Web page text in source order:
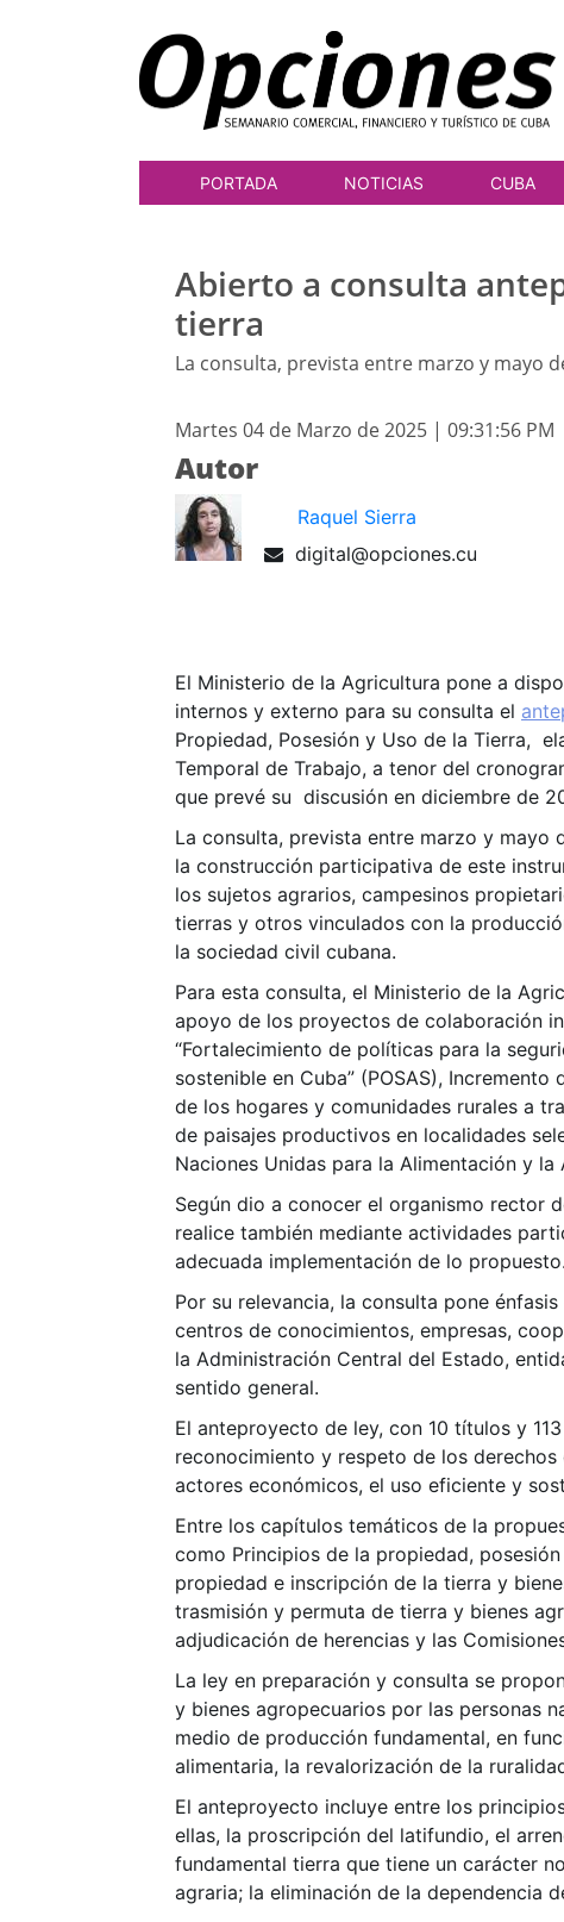
PORTADA NOTICIAS CUBA
Abierto a consulta
tierra
La consulta, prevista entre marzo y mayo
Martes 04 de Marzo de 2025 | 09:31:56 PM
Autor
Raquel Sierra
digital@opciones.cu
El Ministerio de la Agricultura pone a
internos y externo para su consulta el
Propiedad, Posesión y Uso de la Tierra,
Temporal de Trabajo, a tenor del
que prevé su discusión en diciembre de
La consulta, prevista entre marzo y mayo
la construcción participativa de este
los sujetos agrarios, campesinos
tierras y otros vinculados con la
la sociedad civil cubana.
Para esta consulta, el Ministerio de la
apoyo de los proyectos de colaboración
“Fortalecimiento de políticas para la
sostenible en Cuba” (POSAS),
de los hogares y comunidades rurales a
de paisajes productivos en localidades
Naciones Unidas para la Alimentación y la
Según dio a conocer el organismo rector
realice también mediante actividades
adecuada implementación de lo propuesto.
Por su relevancia, la consulta pone
centros de conocimientos, empresas,
la Administración Central del Estado,
sentido general.
El anteproyecto de ley, con 10 títulos y
reconocimiento y respeto de los
actores económicos, el uso eficiente y
Entre los capítulos temáticos de la
como Principios de la propiedad,
propiedad e inscripción de la tierra y
trasmisión y permuta de tierra y bienes
adjudicación de herencias y las
La ley en preparación y consulta se
y bienes agropecuarios por las personas
medio de producción fundamental, en
alimentaria, la revalorización de la
El anteproyecto incluye entre los
ellas, la proscripción del latifundio, el
fundamental tierra que tiene un carácter
agraria; la eliminación de la dependencia